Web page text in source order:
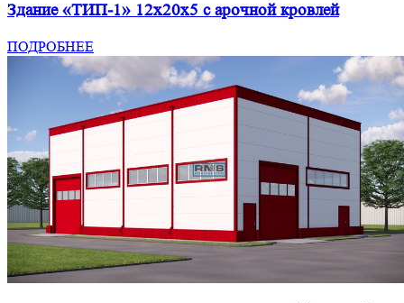
Здание «ТИП-1» 12x20x5 с арочной кровлей
ПОДРОБНЕЕ